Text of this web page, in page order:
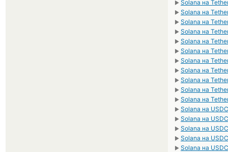
► Solana на
► Solana на
► Solana на
► Solana на
► Solana на
► Solana на
► Solana на
► Solana на
► Solana на
► Solana на
► Solana на
► Solana на
► Solana на
► Solana на
► Solana на
► Solana на